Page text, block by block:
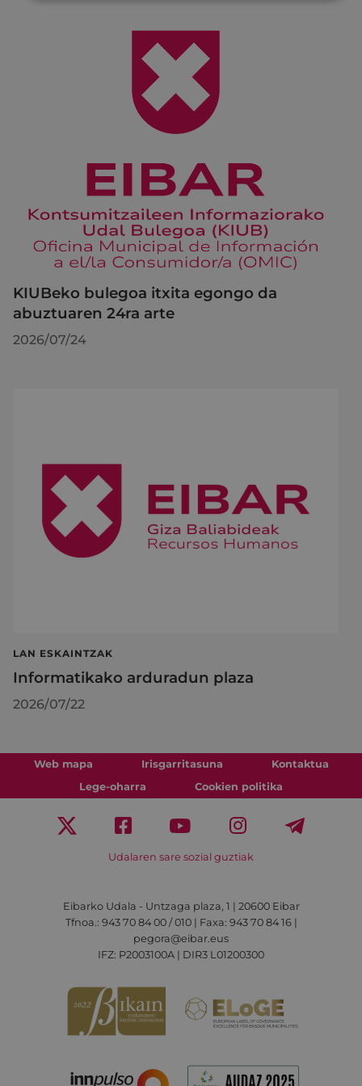
KIUBeko bulegoa itxita egongo da
abuztuaren 24ra arte
2026/07/24
LAN ESKAINTZAK
Informatikako arduradun plaza
2026/07/22
Web mapa Irisgarritasuna
Kontaktua
Lege-oharra
Cookien politika
Udalaren sare sozial guztiak
Eibarko Udala - Untzaga plaza, 1 | 20600 Eibar
Tfnoa.: 943 70 84 00 / 010 | Faxa: 943 70 84 16 |
pegora@eibar.eus
IFZ: P2003100A | DIR3 L01200300